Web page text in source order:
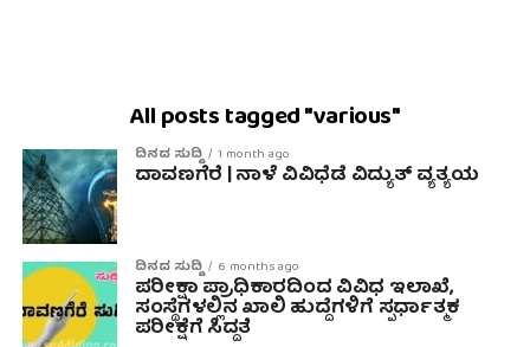
All posts tagged "various"
ದಿನದ ಸುದ್ದಿ 1 month ago
ದಾವಣಗೆರೆ | ನಾಳೆ ವಿವಿಧೆಡೆ ವಿದ್ಯುತ್ ವ್ಯತ್ಯಯ
ದಿನದ ಸುದ್ದಿ 6 months ago
ಪರೀಕ್ಷಾ ಪ್ರಾಧಿಕಾರದಿಂದ ವಿವಿಧ ಇಲಾಖೆ,
ಸಂಸ್ಥೆಗಳಲ್ಲಿನ ಖಾಲಿ ಹುದ್ದೆಗಳಿಗೆ ಸ್ಪರ್ಧಾತ್ಮಕ
ಪರೀಕ್ಷೆಗೆ ಸಿದ್ದತೆ